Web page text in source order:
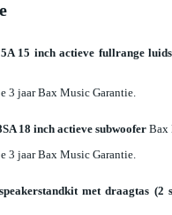
15 inch actieve fullrange
3 jaar Bax Music Garantie.
18 inch actieve subwoofer Bax
3 jaar Bax Music Garantie.
met draagtas (2